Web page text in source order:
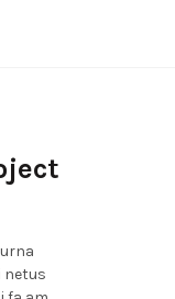
netus